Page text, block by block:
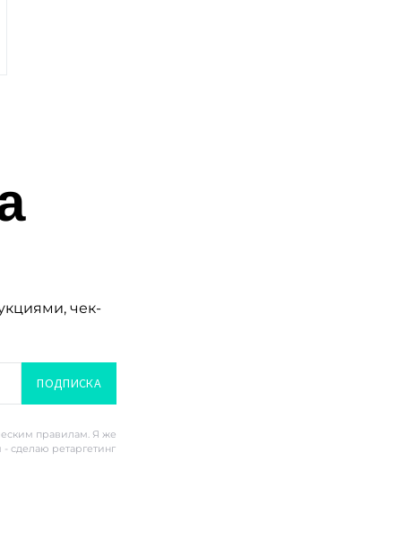
чек-
ПОДПИСКА
правилам. Я же
сделаю ретаргетинг